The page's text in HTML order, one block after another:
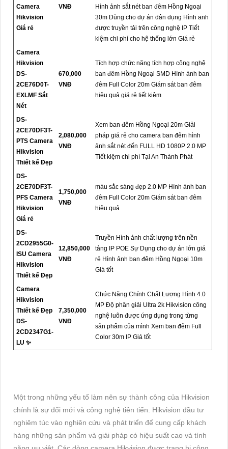
Camera
Hikvision
Giá rẻ
VNĐ
Hình ảnh sắt nét ban đêm Hồng Ngoại
30m Dùng cho dự án dân dụng Hình anh
được truyền tải trên công nghệ IP Tiết
kiệm chi phí cho hệ thống lớn Giá rẻ
Camera
Hikvision
DS-
2CE76D0T-
EXLMF Sắt
Nét
670,000
VNĐ
Tích hợp chức năng tích hợp công nghệ
ban đêm Hồng Ngoại SMD Hình ảnh ban
đêm Full Color 20m Giám sát ban đêm
hiệu quả giá rẻ tiết kiệm
DS-
2CE70DF3T-
PTS Camera
Hikvision
Thiết kế Đẹp
2,080,000
VNĐ
Xem ban đêm Hồng Ngoại 20m Giải
pháp giá rẻ cho camera ban đêm hình
ảnh sắt nét đến FULL HD 1080P 2.0 MP
Tiết kiệm chi phí Tại An Thành Phát
DS-
2CE70DF3T-
PFS Camera
Hikvision
Giá rẻ
1,750,000
VNĐ
màu sắc sáng đẹp 2.0 MP Hình ảnh ban
đêm Full Color 20m Giám sát ban đêm
hiệu quả
DS-
2CD2955G0-
ISU Camera
Hikvision
Thiết kế Đẹp
12,850,000
VNĐ
Truyền Hình ảnh chất lượng trên nền
tảng IP POE Sự Dụng cho dự án lớn giá
rẻ Hình ảnh ban đêm Hồng Ngoại 10m
Giá tốt
Camera
Hikvision
Thiết kế Đẹp
DS-
2CD2347G1-
LU ✨
7,350,000
VNĐ
Chức Năng Chính Chất Lượng Hình 4.0
MP Độ phân giải Ultra 2k Hikvision công
nghệ luôn được ứng dụng trong từng
sản phẩm của mình Xem ban đêm Full
Color 30m IP Giá tốt
Một trong những yếu tố làm nên sự thành công của Hikvision
chính là sự đổi mới và công nghệ tiên tiến. Hikvision đầu tư
nghiêm túc vào nghiên cứu và phát triển để cung cấp khách
hàng những sản phẩm và giải pháp có hiệu suất cao và tính